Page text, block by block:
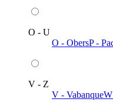
O - U
O - ObersP -
V - Z
V - Vabanque